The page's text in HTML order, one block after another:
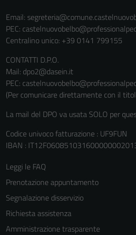
Email:
PEC:
Centralino unico: +39 0141 799155
CONTATTI D.P.O.
Mail: dpo2@dasein.it
PEC:
(Per comunicare direttamente con il
La mail del DPO va usata SOLO per
Codice univoco fatturazione : UF9FUN
IBAN :
Leggi le FAQ
Prenotazione appuntamento
Segnalazione disservizio
Richiesta assistenza
Amministrazione trasparente